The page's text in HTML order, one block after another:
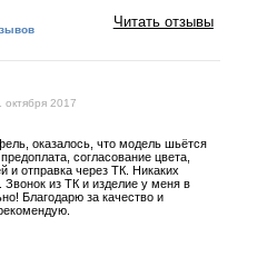
Читать отзывы
октября 2017
оказалось, что модель шьётся
согласование цвета,
и отправка через ТК. Никаких
из ТК и изделие у меня в
Благодарю за качество и